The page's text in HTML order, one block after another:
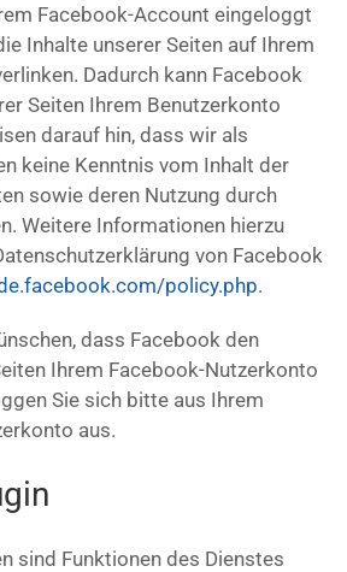
Facebook-Account eingeloggt
Inhalte unserer Seiten auf Ihrem
Dadurch kann Facebook
Seiten Ihrem Benutzerkonto
darauf hin, dass wir als
keine Kenntnis vom Inhalt der
sowie deren Nutzung durch
Weitere Informationen hierzu
von Facebook
policy.php.
dass Facebook den
Ihrem Facebook-Nutzerkonto
Sie sich bitte aus Ihrem
aus.
sind Funktionen des Dienstes